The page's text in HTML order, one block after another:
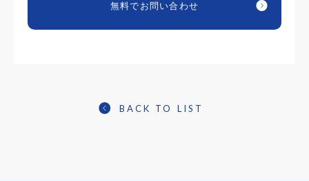
無料でお問い合わせ
BACK TO LIST